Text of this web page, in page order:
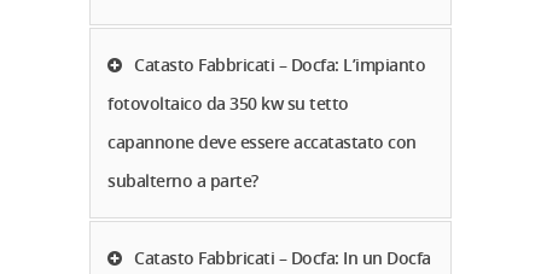
Catasto Fabbricati – Docfa: L’impianto
fotovoltaico da 350 kw su tetto
capannone deve essere accatastato con
subalterno a parte?
Catasto Fabbricati – Docfa: In un Docfa